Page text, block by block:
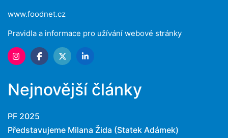
www.foodnet.cz
Pravidla a informace pro užívání webové stránky
Nejnovější články
PF 2025
Představujeme Milana Žida (Statek Adámek)